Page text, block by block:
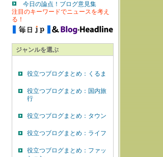
今日の論点！ブログ意見集
注目のキーワードでニュースを考え
る！
ジャンルを選ぶ
役立つブログまとめ：くるま
役立つブログまとめ：国内旅
行
役立つブログまとめ：タウン
役立つブログまとめ：ライフ
役立つブログまとめ：ファッ